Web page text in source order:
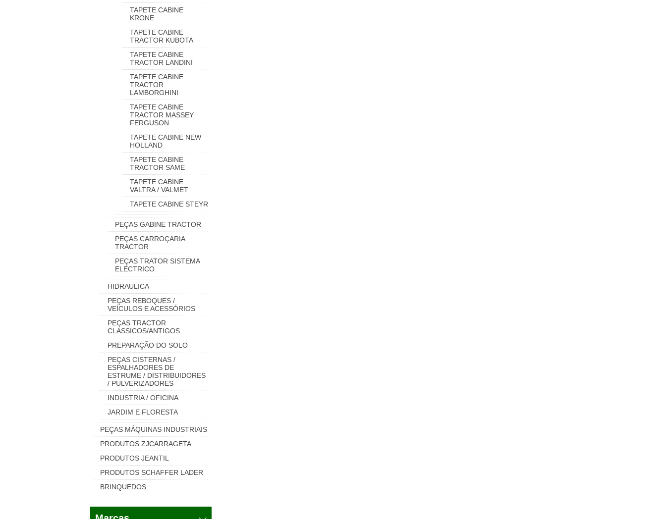
TAPETE CABINE
KRONE
TAPETE CABINE
TRACTOR KUBOTA
TAPETE CABINE
TRACTOR LANDINI
TAPETE CABINE
TRACTOR
LAMBORGHINI
TAPETE CABINE
TRACTOR MASSEY
FERGUSON
TAPETE CABINE NEW
HOLLAND
TAPETE CABINE
TRACTOR SAME
TAPETE CABINE
VALTRA / VALMET
TAPETE CABINE STEYR
PEÇAS GABINE TRACTOR
PEÇAS CARROÇARIA
TRACTOR
PEÇAS TRATOR SISTEMA
ELECTRICO
HIDRAULICA
PEÇAS REBOQUES /
VEÍCULOS E ACESSÓRIOS
PEÇAS TRACTOR
CLASSICOS/ANTIGOS
PREPARAÇÃO DO SOLO
PEÇAS CISTERNAS /
ESPALHADORES DE
ESTRUME / DISTRIBUIDORES
/ PULVERIZADORES
INDUSTRIA / OFICINA
JARDIM E FLORESTA
PEÇAS MÁQUINAS INDUSTRIAIS
PRODUTOS ZJCARRAGETA
PRODUTOS JEANTIL
PRODUTOS SCHAFFER LADER
BRINQUEDOS